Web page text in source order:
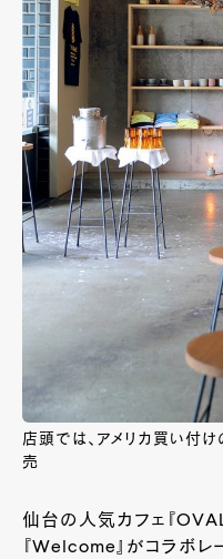
店頭では、アメリカ買い付
売
仙台の人気カフェ『
『Welcome』がコラボレ